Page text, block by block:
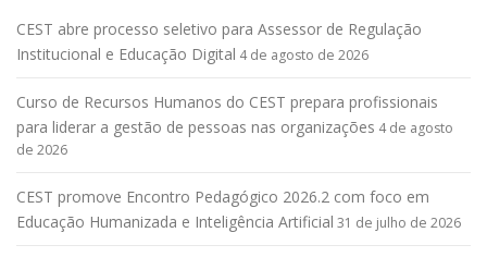
CEST abre processo seletivo para Assessor de Regulação
Institucional e Educação Digital 4 de agosto de 2026
Curso de Recursos Humanos do CEST prepara profissionais
para liderar a gestão de pessoas nas organizações 4 de agosto
de 2026
CEST promove Encontro Pedagógico 2026.2 com foco em
Educação Humanizada e Inteligência Artificial 31 de julho de 2026